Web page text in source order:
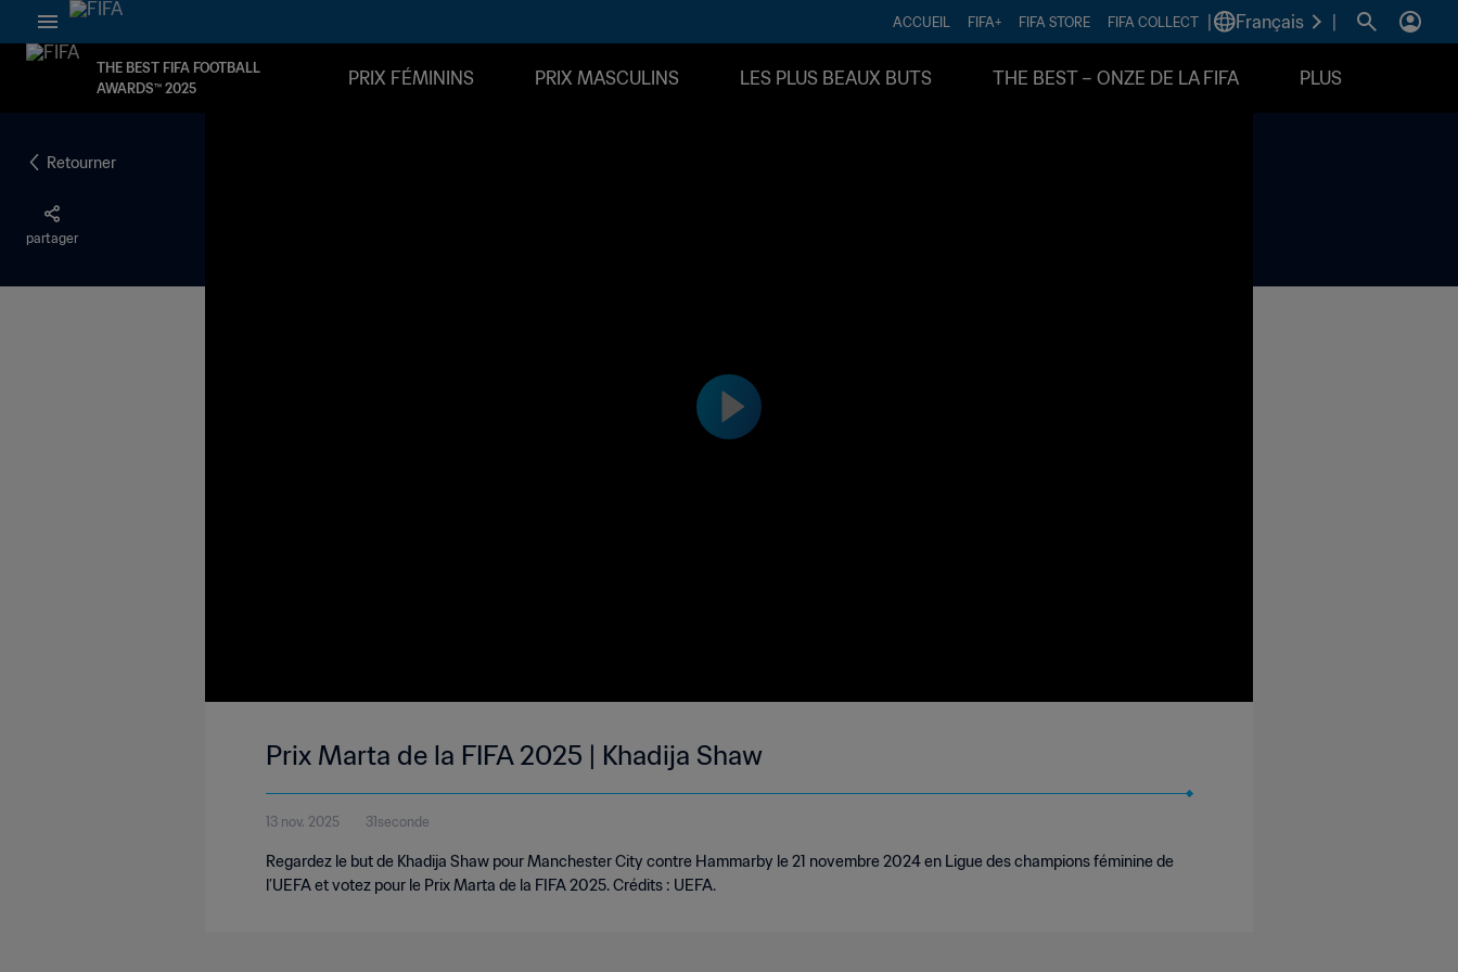
ACCUEIL FIFA+ FIFA STORE FIFA COLLECT Français
THE BEST FIFA FOOTBALL
AWARDS™ 2025
PRIX FÉMININS PRIX MASCULINS LES PLUS BEAUX BUTS THE BEST – ONZE DE LA FIFA PLUS
Retourner
partager
Prix Marta de la FIFA 2025 | Khadija Shaw
13 nov. 2025 31seconde
Regardez le but de Khadija Shaw pour Manchester City contre Hammarby le 21 novembre 2024 en Ligue des champions féminine de
l’UEFA et votez pour le Prix Marta de la FIFA 2025. Crédits : UEFA.